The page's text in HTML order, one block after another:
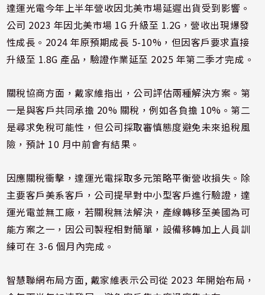
達運光電今年上半年營收因北美市場延遲出貨受到影響。
公司 2023 年因北美市場 1G 升級至 1.2G，營收出現爆發
性成長。2024 年原預期成長 5-10%，但因客戶要求直接
升級至 1.8G 產品，驗證作業延至 2025 年第二季才完成。
關稅協商方面，戴家維指出，公司評估兩種解決方案。第
一是與客戶共同承擔 20% 關稅，例如各負擔 10%。第二
是尋求免稅可能性，但公司採取審慎態度避免未來追稅風
險，預計 10 月中前會有結果。
因應關稅衝擊，達運光電採取多元策略平衡營收損失。除
主要客戶美系客戶，公司提早對中小型客戶進行驗證，達
運光電並無工廠，若關稅無法解決，產線轉移至美國為可
能方案之一，因公司製程相對簡單，設備移轉加上人員訓
練可在 3-6 個月內完成。
智慧聯網布局方面, 戴家維表示公司從 2023 年開始布局，